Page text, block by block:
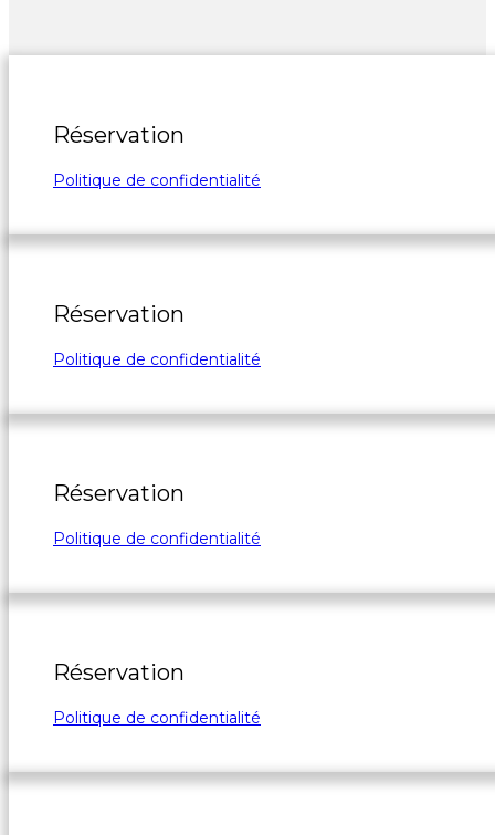
Réservation
Politique de confidentialité
Réservation
Politique de confidentialité
Réservation
Politique de confidentialité
Réservation
Politique de confidentialité